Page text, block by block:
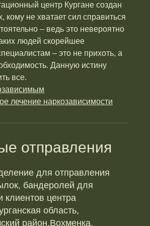
центр Кургане создан
кому не хватает сил справиться
– ведь это невероятно
людей скорейшее
– это не прихоть, а
Данную истину
все.
лечение наркозависимости
отправления
для отправления
бандеролей для
клиентов центра
область,
район,Вохменка,